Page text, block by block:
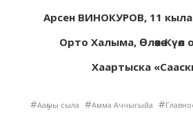
Арсен ВИНОКУРОВ, 11
Орто Халыма, Өлөөкө-
Хаартыска
#Ааҕыы сыла #Амма Аччыгыйа #